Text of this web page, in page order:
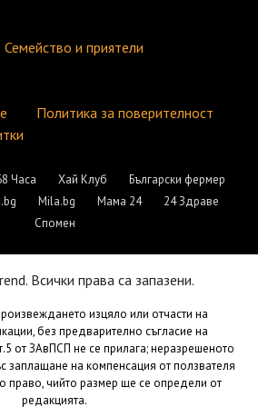
Семейство и приятели
Политика за поверителност
Часа Хай Клуб
Български фермер
Mila.bg Мама 24
24 Здраве
Спомен
Всички права са запазени.
изцяло или отчасти на
без предварително съгласие на
от ЗАвПСП не се прилага; неразрешеното
заплащане на компенсация от ползвателя
право, чийто размер ще се определи от
редакцията.